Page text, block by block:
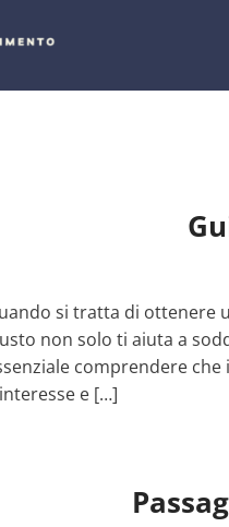
si tratta di ottenere
non solo ti aiuta a
comprendere
e […]